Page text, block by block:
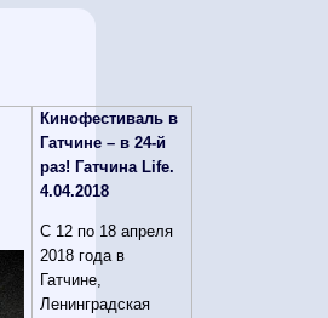
Кинофестиваль в
Гатчине – в 24-й
раз! Гатчина Life.
4.04.2018
С 12 по 18 апреля
2018 года в
Гатчине,
Ленинградская